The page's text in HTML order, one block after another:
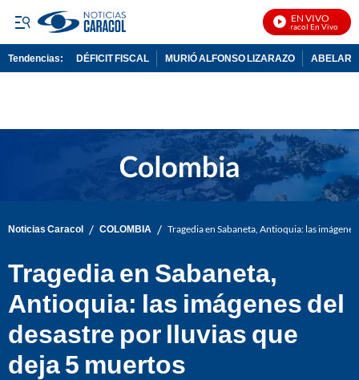
EN VIVO
Noticias Caracol En Vivo
Tendencias: DÉFICIT FISCAL MURIÓ ALFONSO LIZARAZO
Noticias Caracol / COLOMBIA / Tragedia en Sabaneta, Antioquia: las
Tragedia en Sabaneta,
Antioquia: las imágenes del
desastre por lluvias que
deja 5 muertos